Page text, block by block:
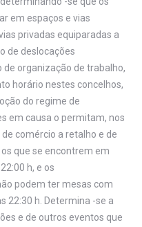
em espaços e vias
privadas equiparadas a
de deslocações
organização de trabalho,
horário nestes concelhos,
do regime de
em causa o permitam, nos
comércio a retalho e de
que se encontrem em
h, e os
podem ter mesas com
22:30 h. Determina -se a
e de outros eventos que